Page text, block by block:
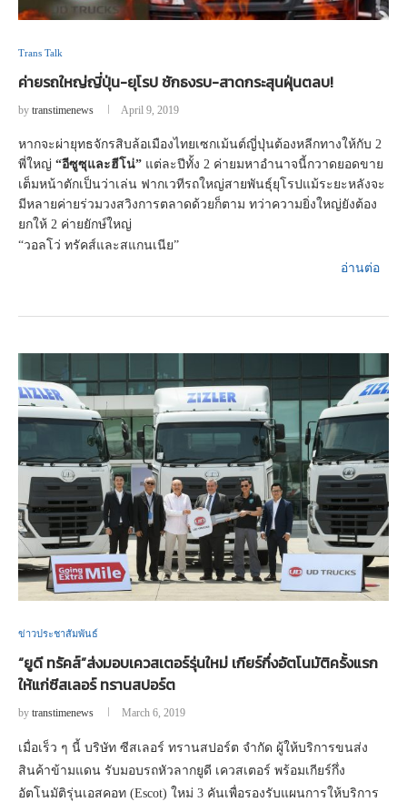
Trans Talk
ค่ายรถใหญ่ญี่ปุ่น-ยุโรป ชักธงรบ-สาดกระสุนฝุ่นตลบ!
by transtimenews April 9, 2019
หากจะผ่ายุทธจักรสิบล้อเมืองไทยเซกเม้นต์ญี่ปุ่นต้องหลีกทางให้กับ 2
พี่ใหญ่ “อีซูซุและฮีโน่” แต่ละปีทั้ง 2 ค่ายมหาอำนาจนี้กวาดยอดขาย
เต็มหน้าตักเป็นว่าเล่น ฟากเวทีรถใหญ่สายพันธุ์ยุโรปแม้ระยะหลังจะ
มีหลายค่ายร่วมวงสวิงการตลาดด้วยก็ตาม ทว่าความยิ่งใหญ่ยังต้อง
ยกให้ 2 ค่ายยักษ์ใหญ่
“วอลโว่ ทรัคส์และสแกนเนีย”
อ่านต่อ
ข่าวประชาสัมพันธ์
“ยูดี ทรัคส์”ส่งมอบเควสเตอร์รุ่นใหม่ เกียร์กึ่งอัตโนมัติครั้งแรก
ให้แก่ซีสเลอร์ ทรานสปอร์ต
by transtimenews March 6, 2019
เมื่อเร็ว ๆ นี้ บริษัท ซีสเลอร์ ทรานสปอร์ต จำกัด ผู้ให้บริการขนส่ง
สินค้าข้ามแดน รับมอบรถหัวลากยูดี เควสเตอร์ พร้อมเกียร์กึ่ง
อัตโนมัติรุ่นเอสคอท (Escot) ใหม่ 3 คันเพื่อรองรับแผนการให้บริการ